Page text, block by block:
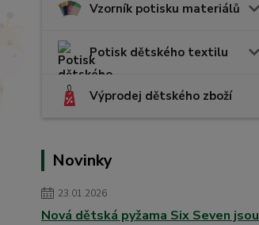
Vzorník potisku materiálů
Potisk dětského textilu
Výprodej dětského zboží
Novinky
23.01.2026
Nová dětská pyžama Six Seven jsou